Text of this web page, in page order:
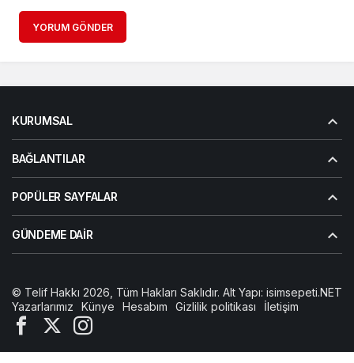
YORUM GÖNDER
KURUMSAL
BAĞLANTILAR
POPÜLER SAYFALAR
GÜNDEME DAIR
© Telif Hakkı 2026, Tüm Hakları Saklıdır. Alt Yapı: isimsepeti.NET
Yazarlarımız
Künye Hesabım Gizlilik politikası İletişim